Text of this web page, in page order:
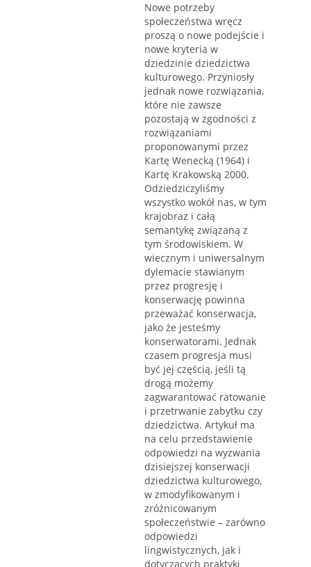
Nowe potrzeby
społeczeństwa wręcz
proszą o nowe podejście i
nowe kryteria w
dziedzinie dziedzictwa
kulturowego. Przyniosły
jednak nowe rozwiązania,
które nie zawsze
pozostają w zgodności z
rozwiązaniami
proponowanymi przez
Kartę Wenecką (1964) i
Kartę Krakowską 2000.
Odziedziczyliśmy
wszystko wokół nas, w tym
krajobraz i całą
semantykę związaną z
tym środowiskiem. W
wiecznym i uniwersalnym
dylemacie stawianym
przez progresję i
konserwację powinna
przeważać konserwacja,
jako że jesteśmy
konserwatorami. Jednak
czasem progresja musi
być jej częścią, jeśli tą
drogą możemy
zagwarantować ratowanie
i przetrwanie zabytku czy
dziedzictwa. Artykuł ma
na celu przedstawienie
odpowiedzi na wyzwania
dzisiejszej konserwacji
dziedzictwa kulturowego,
w zmodyfikowanym i
zróżnicowanym
społeczeństwie – zarówno
odpowiedzi
lingwistycznych, jak i
dotyczących praktyki